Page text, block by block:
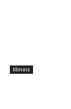
Illinois